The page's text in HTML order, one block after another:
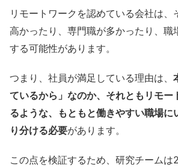
リモートワークを認めている会社は、
高かったり、専門職が多かったり、職
する可能性があります。
つまり、社員が満足している理由は、
ているから」なのか、それともリモー
るような、もともと働きやすい職場に
り分ける必要があります。
この点を検証するため、研究チーム